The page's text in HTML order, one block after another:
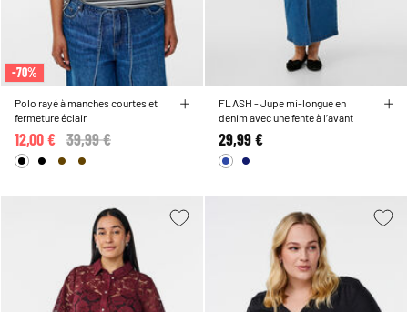
-70%
Polo rayé à manches courtes et
fermeture éclair
Price reduced from
39,99 €
12,00 €
FLASH - Jupe mi-longue en
denim avec une fente à l’avant
29,99 €